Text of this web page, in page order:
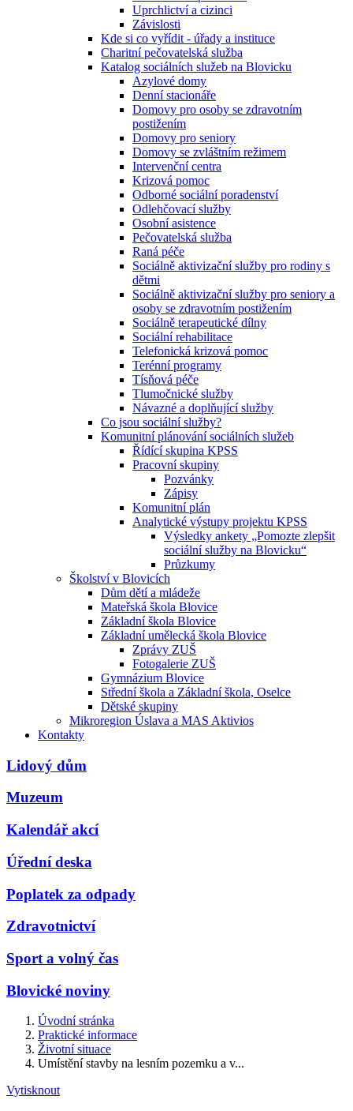
Uprchlictví a cizinci
Závislosti
Kde si co vyřídit - úřady a instituce
Charitní pečovatelská služba
Katalog sociálních služeb na Blovicku
Azylové domy
Denní stacionáře
Domovy pro osoby se zdravotním
postižením
Domovy pro seniory
Domovy se zvláštním režimem
Intervenční centra
Krizová pomoc
Odborné sociální poradenství
Odlehčovací služby
Osobní asistence
Pečovatelská služba
Raná péče
Sociálně aktivizační služby pro rodiny s
dětmi
Sociálně aktivizační služby pro seniory a
osoby se zdravotním postižením
Sociálně terapeutické dílny
Sociální rehabilitace
Telefonická krizová pomoc
Terénní programy
Tísňová péče
Tlumočnické služby
Návazné a doplňující služby
Co jsou sociální služby?
Komunitní plánování sociálních služeb
Řídící skupina KPSS
Pracovní skupiny
Pozvánky
Zápisy
Komunitní plán
Analytické výstupy projektu KPSS
Výsledky ankety „Pomozte zlepšit
sociální služby na Blovicku“
Průzkumy
Školství v Blovicích
Dům dětí a mládeže
Mateřská škola Blovice
Základní škola Blovice
Základní umělecká škola Blovice
Zprávy ZUŠ
Fotogalerie ZUŠ
Gymnázium Blovice
Střední škola a Základní škola, Oselce
Dětské skupiny
Mikroregion Úslava a MAS Aktivios
Kontakty
Lidový dům
Muzeum
Kalendář akcí
Úřední deska
Poplatek za odpady
Zdravotnictví
Sport a volný čas
Blovické noviny
Úvodní stránka
Praktické informace
Životní situace
Umístění stavby na lesním pozemku a v...
Vytisknout